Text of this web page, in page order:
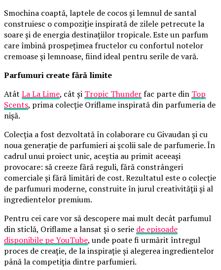
Smochina coaptă, laptele de cocos și lemnul de santal
construiesc o compoziție inspirată de zilele petrecute la
soare și de energia destinațiilor tropicale. Este un parfum
care îmbină prospețimea fructelor cu confortul notelor
cremoase și lemnoase, fiind ideal pentru serile de vară.
Parfumuri create fără limite
Atât La La Lime, cât și Tropic Thunderfac parte din Top
Scents, prima colecție Oriflame inspirată din parfumeria de
nișă.
Colecția a fost dezvoltată în colaborare cu Givaudan și cu
noua generație de parfumieri ai școlii sale de parfumerie. În
cadrul unui proiect unic, aceștia au primit aceeași
provocare: să creeze fără reguli, fără constrângeri
comerciale și fără limitări de cost. Rezultatul este o colecție
de parfumuri moderne, construite în jurul creativității și al
ingredientelor premium.
Pentru cei care vor să descopere mai mult decât parfumul
din sticlă, Oriflame a lansat și o serie de episoade
disponibile pe YouTube, unde poate fi urmărit întregul
proces de creație, de la inspirație și alegerea ingredientelor
până la competiția dintre parfumieri.